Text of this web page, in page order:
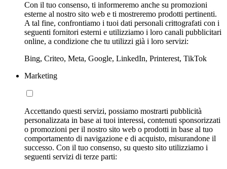
Con il tuo consenso, ti informeremo anche su promozioni
esterne al nostro sito web e ti mostreremo prodotti pertinenti.
A tal fine, confrontiamo i tuoi dati personali crittografati con i
seguenti fornitori esterni e utilizziamo i loro canali pubblicitari
online, a condizione che tu utilizzi già i loro servizi:
Bing, Criteo, Meta, Google, LinkedIn, Printerest, TikTok
Marketing
Accettando questi servizi, possiamo mostrarti pubblicità
personalizzata in base ai tuoi interessi, contenuti sponsorizzati
o promozioni per il nostro sito web o prodotti in base al tuo
comportamento di navigazione e di acquisto, misurandone il
successo. Con il tuo consenso, su questo sito utilizziamo i
seguenti servizi di terze parti: